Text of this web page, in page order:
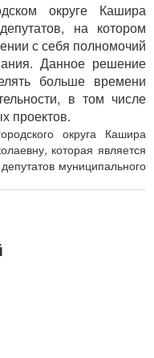
округе Кашира
на котором
с себя полномочий
Данное решение
больше времени
в том числе
проектов.
округа Кашира
которая является
муниципального